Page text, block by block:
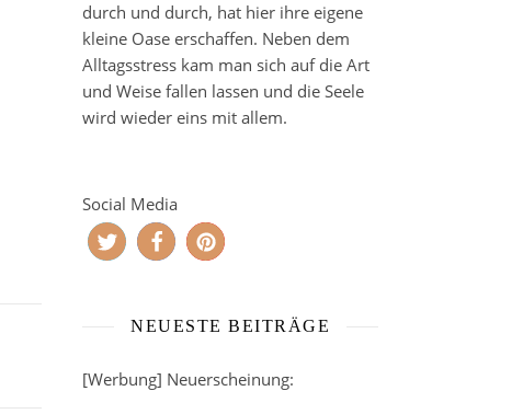
durch und durch, hat hier ihre eigene
kleine Oase erschaffen. Neben dem
Alltagsstress kam man sich auf die Art
und Weise fallen lassen und die Seele
wird wieder eins mit allem.
Social Media
NEUESTE BEITRÄGE
[Werbung] Neuerscheinung: